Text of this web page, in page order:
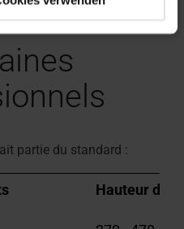
partie du standard :
Hauteur de